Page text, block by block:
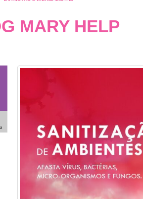
MARY HELP